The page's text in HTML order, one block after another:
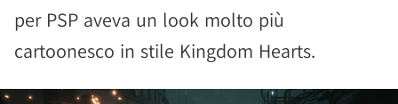
per PSP aveva un look molto più
cartoonesco in stile Kingdom Hearts.